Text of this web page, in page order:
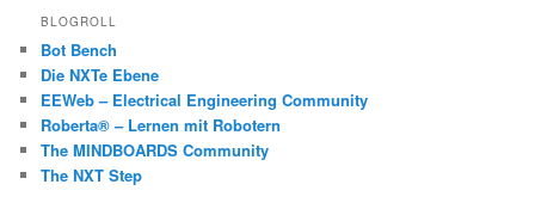
BLOGROLL
Bot Bench
Die NXTe Ebene
EEWeb – Electrical Engineering Community
Roberta® – Lernen mit Robotern
The MINDBOARDS Community
The NXT Step